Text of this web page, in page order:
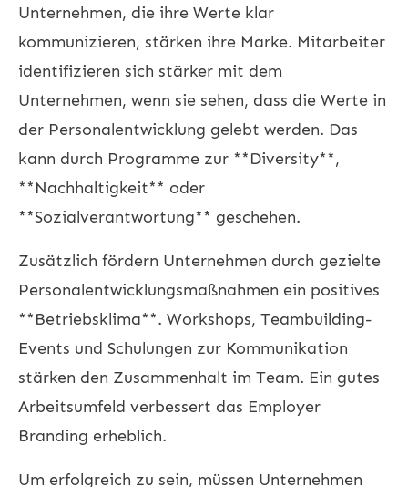
Unternehmen, die ihre Werte klar
kommunizieren, stärken ihre Marke. Mitarbeiter
identifizieren sich stärker mit dem
Unternehmen, wenn sie sehen, dass die Werte in
der Personalentwicklung gelebt werden. Das
kann durch Programme zur **Diversity**,
**Nachhaltigkeit** oder
**Sozialverantwortung** geschehen.
Zusätzlich fördern Unternehmen durch gezielte
Personalentwicklungsmaßnahmen ein positives
**Betriebsklima**. Workshops, Teambuilding-
Events und Schulungen zur Kommunikation
stärken den Zusammenhalt im Team. Ein gutes
Arbeitsumfeld verbessert das Employer
Branding erheblich.
Um erfolgreich zu sein, müssen Unternehmen